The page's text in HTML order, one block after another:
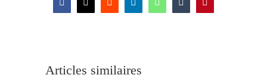
Facebook
X RedditLinkedInWhatsAppTumblrPinterest
Articles similaires